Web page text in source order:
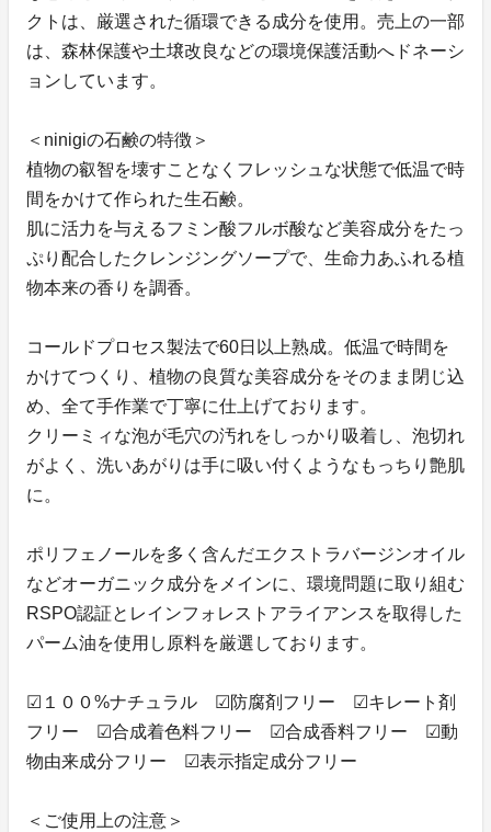
クトは、厳選された循環できる成分を使用。売上の一部
は、森林保護や土壌改良などの環境保護活動へドネーシ
ョンしています。
＜ninigiの石鹸の特徴＞
植物の叡智を壊すことなくフレッシュな状態で低温で時
間をかけて作られた生石鹸。
肌に活力を与えるフミン酸フルボ酸など美容成分をたっ
ぷり配合したクレンジングソープで、生命力あふれる植
物本来の香りを調香。
コールドプロセス製法で60日以上熟成。低温で時間を
かけてつくり、植物の良質な美容成分をそのまま閉じ込
め、全て手作業で丁寧に仕上げております。
クリーミィな泡が毛穴の汚れをしっかり吸着し、泡切れ
がよく、洗いあがりは手に吸い付くようなもっちり艶肌
に。
ポリフェノールを多く含んだエクストラバージンオイル
などオーガニック成分をメインに、環境問題に取り組む
RSPO認証とレインフォレストアライアンスを取得した
パーム油を使用し原料を厳選しております。
☑１００%ナチュラル ☑防腐剤フリー ☑キレート剤
フリー ☑合成着色料フリー ☑合成香料フリー ☑動
物由来成分フリー ☑表示指定成分フリー
＜ご使用上の注意＞